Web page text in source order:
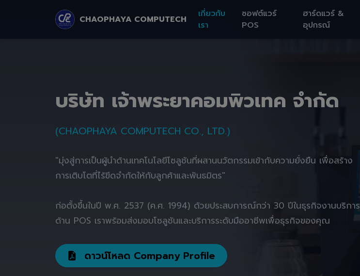
CHAOPHAYA COMPUTECH
เกี่ยวกับ
เรา
ซอฟต์แวร์
POS
ฮาร์ดแวร์ &
อุปกรณ์
บริษัท เจ้าพระยาคอมพิวเทค จำกัด
(CHAOPHAYA COMPUTECH CO., LTD.)
"มุ่งสู่การเป็นผู้นำด้านเทคโนโลยีโซลูชันที่ผสานนวัตกรรมเข้ากับความยั่งยืน เพื่อสร้าง
การเติบโตที่ไร้ขีดจำกัดให้กับลูกค้าและพันธมิตร"
ก่อตั้งขึ้นในปี พ.ศ. 2537 (ค.ศ. 1994) ด้วยประสบการณ์กว่า 30 ปีในธุรกิจงานบริการ
ด้าน POS เราพร้อมส่งมอบโซลูชันและบริการระดับมืออาชีพเพื่อธุรกิจของคุณ
ดาวน์โหลด Company Profile